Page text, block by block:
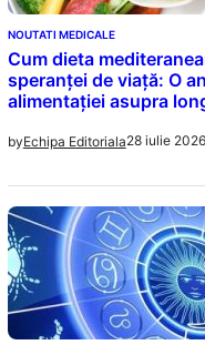
NOUTATI MEDICALE
Cum dieta
speranței de viață: O
alimentației asupra
byEchipa Editoriala28 iulie 2026